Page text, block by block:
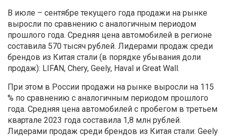
В июле – сентябре текущего года продажи на рынке
выросли по сравнению с аналогичным периодом
прошлого года. Средняя цена автомобилей в регионе
составила 570 тысяч рублей. Лидерами продаж среди
брендов из Китая стали (в порядке убывания доли
продаж): LIFAN, Chery, Geely, Haval и Great Wall.
При этом в России продажи на рынке выросли на 115
% по сравнению с аналогичным периодом прошлого
года. Средняя цена автомобилей с пробегом в третьем
квартале 2023 года составила 1,8 млн рублей.
Лидерами продаж среди брендов из Китая стали: Geely